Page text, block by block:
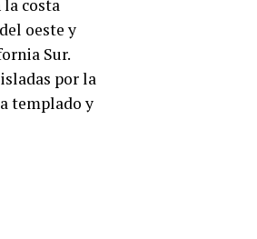
la costa
oeste y
Sur.
por la
templado y